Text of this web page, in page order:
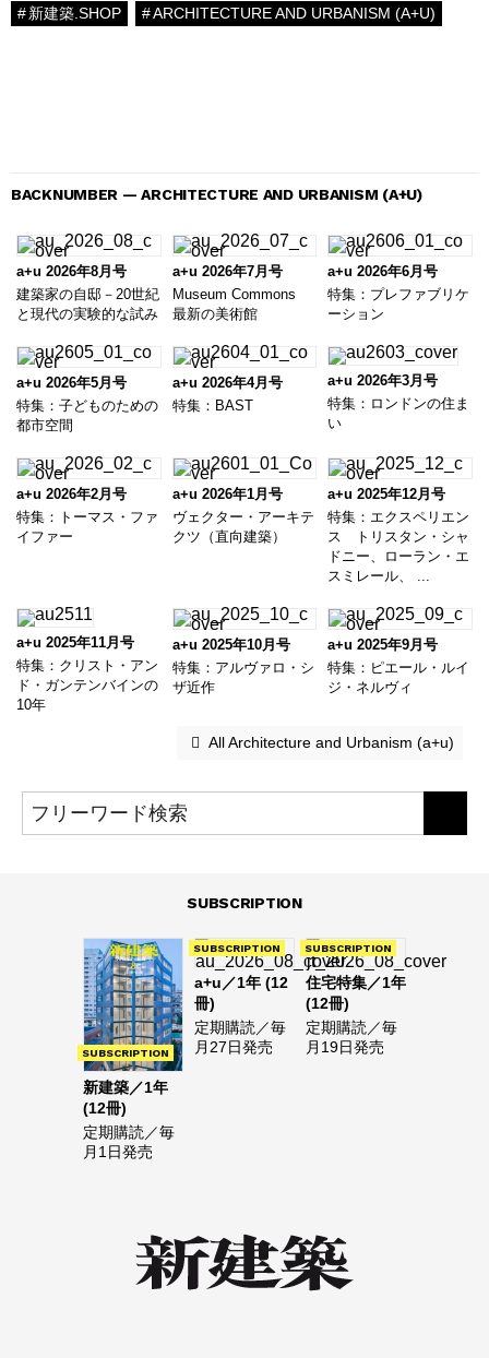
新建築.SHOP ARCHITECTURE AND URBANISM (A+U)
BACKNUMBER — ARCHITECTURE AND URBANISM (A+U)
a+u 2026年8月号
建築家の自邸－20世紀
と現代の実験的な試み
a+u 2026年7月号
Museum Commons
最新の美術館
a+u 2026年6月号
特集：プレファブリケ
ーション
a+u 2026年5月号
特集：子どものための
都市空間
a+u 2026年4月号
特集：BAST
a+u 2026年3月号
特集：ロンドンの住ま
い
a+u 2026年2月号
特集：トーマス・ファ
イファー
a+u 2026年1月号
ヴェクター・アーキテ
クツ（直向建築）
a+u 2025年12月号
特集：エクスペリエン
ス トリスタン・シャ
ドニー、ローラン・エ
スミレール、 ...
a+u 2025年11月号
特集：クリスト・アン
ド・ガンテンバインの
10年
a+u 2025年10月号
特集：アルヴァロ・シ
ザ近作
a+u 2025年9月号
特集：ピエール・ルイ
ジ・ネルヴィ
All Architecture and Urbanism (a+u)
SUBSCRIPTION
SUBSCRIPTION
新建築／1年
(12冊)
定期購読／毎
月1日発売
SUBSCRIPTION
a+u／1年 (12
冊)
定期購読／毎
月27日発売
SUBSCRIPTION
住宅特集／1年
(12冊)
定期購読／毎
月19日発売